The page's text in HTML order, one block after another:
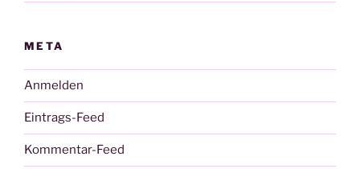
META
Anmelden
Eintrags-Feed
Kommentar-Feed